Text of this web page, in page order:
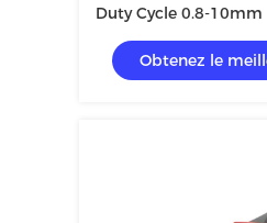
Duty Cycle 0.8-10mm
Obtenez le